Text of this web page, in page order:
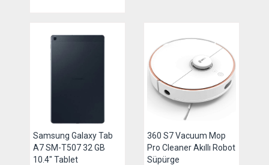
Samsung Galaxy Tab
A7 SM-T507 32 GB
10.4" Tablet
360 S7 Vacuum Mop
Pro Cleaner Akıllı Robot
Süpürge